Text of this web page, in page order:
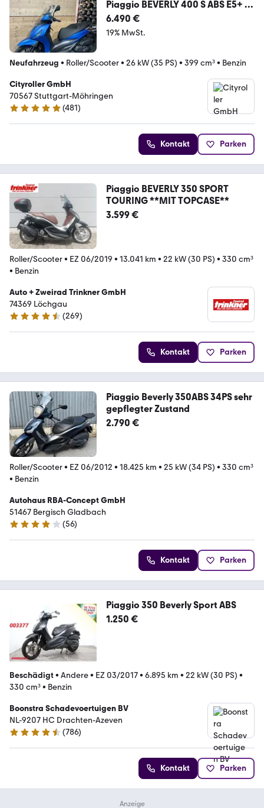
Piaggio BEVERLY 400 S ABS E5+ //
offizielles Modell
6.490 €
19% MwSt.
Neufahrzeug • Roller/Scooter• 26 kW (35 PS) • 399 cm³• Benzin
Cityroller GmbH
70567 Stuttgart-Möhringen
4.8 Sterne
(481)
Kontakt Parken
Piaggio BEVERLY 350 SPORT
TOURING **MIT TOPCASE**
3.599 €
Roller/Scooter• EZ 06/2019 • 13.041 km • 22 kW (30 PS) • 330 cm³
• Benzin
Auto + Zweirad Trinkner GmbH
74369 Löchgau
4.6 Sterne
(269)
Kontakt Parken
Piaggio Beverly 350ABS 34PS sehr
gepflegter Zustand
2.790 €
Roller/Scooter• EZ 06/2012 • 18.425 km • 25 kW (34 PS) • 330 cm³
• Benzin
Autohaus RBA-Concept GmbH
51467 Bergisch Gladbach
4.2 Sterne
(56)
Kontakt Parken
Piaggio 350 Beverly Sport ABS
1.250 €
Beschädigt• Andere• EZ 03/2017• 6.895 km • 22 kW (30 PS) •
330 cm³• Benzin
Boonstra Schadevoertuigen BV
NL-9207 HC Drachten-Azeven
4.4 Sterne
(786)
Kontakt Parken